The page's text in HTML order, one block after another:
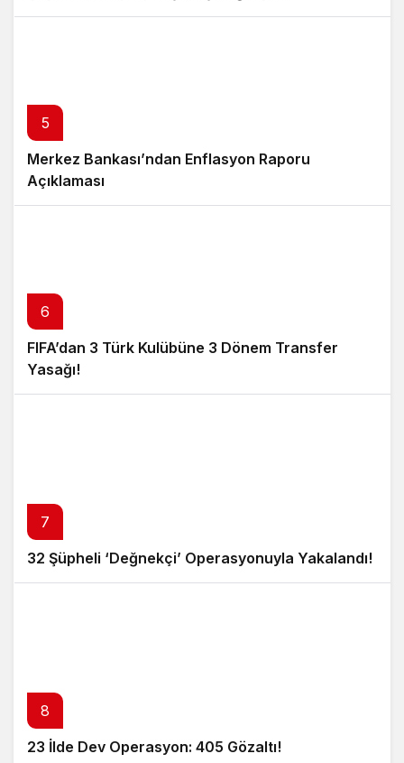
5
Merkez Bankası’ndan Enflasyon Raporu
Açıklaması
6
FIFA’dan 3 Türk Kulübüne 3 Dönem Transfer
Yasağı!
7
32 Şüpheli ‘Değnekçi’ Operasyonuyla Yakalandı!
8
23 İlde Dev Operasyon: 405 Gözaltı!